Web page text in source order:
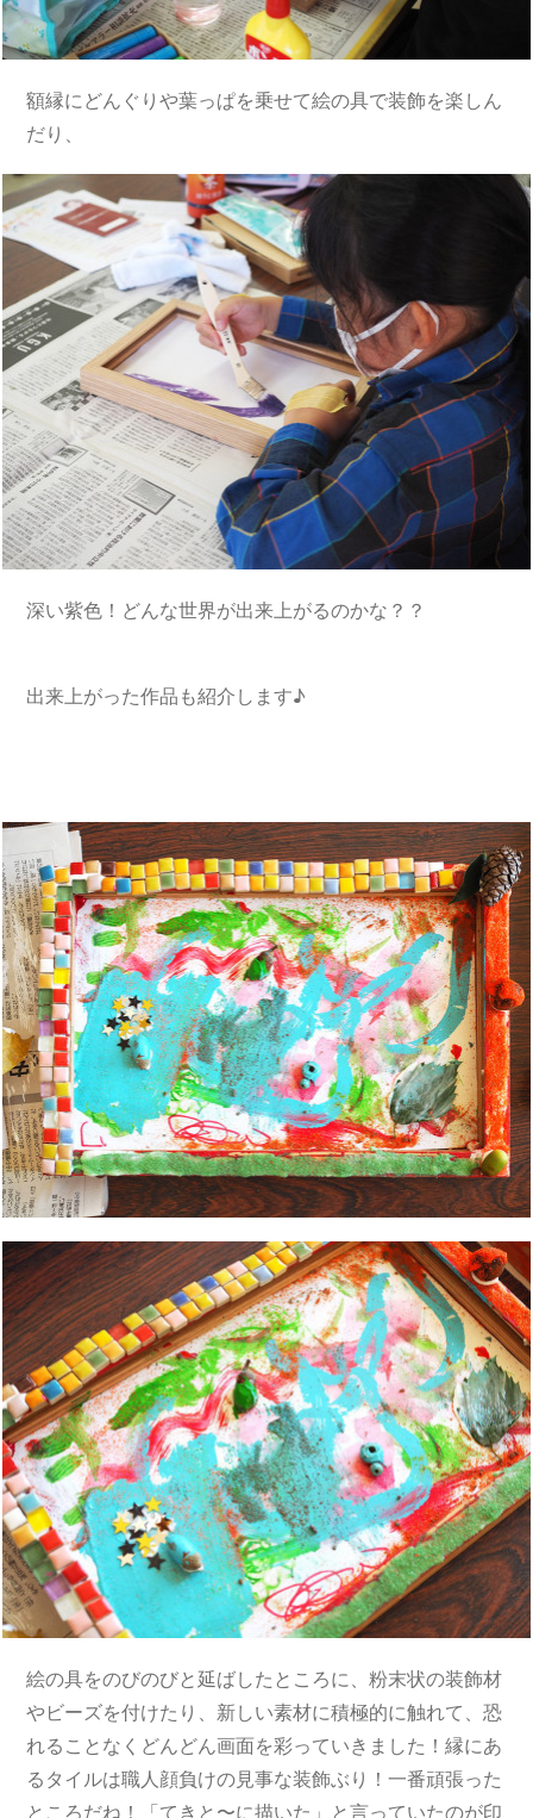
額縁にどんぐりや葉っぱを乗せて絵の具で装飾を楽しん
だり、
深い紫色！どんな世界が出来上がるのかな？？
出来上がった作品も紹介します♪
絵の具をのびのびと延ばしたところに、粉末状の装飾材
やビーズを付けたり、新しい素材に積極的に触れて、恐
れることなくどんどん画面を彩っていきました！縁にあ
るタイルは職人顔負けの見事な装飾ぶり！一番頑張った
ところだね！「てきと〜に描いた」と言っていたのが印